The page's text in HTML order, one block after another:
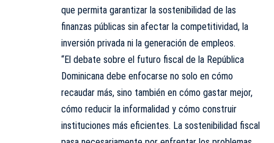
que permita garantizar la sostenibilidad de las
finanzas públicas sin afectar la competitividad, la
inversión privada ni la generación de empleos.
“El debate sobre el futuro fiscal de la República
Dominicana debe enfocarse no solo en cómo
recaudar más, sino también en cómo gastar mejor,
cómo reducir la informalidad y cómo construir
instituciones más eficientes. La sostenibilidad fiscal